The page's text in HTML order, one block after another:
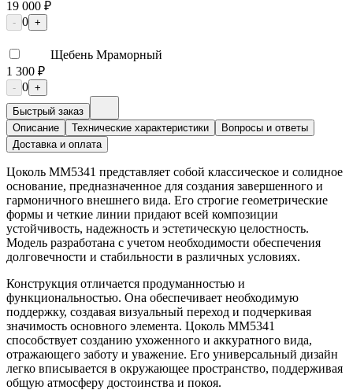
19 000 ₽
- 0 +
Щебень Мраморный
1 300 ₽
- 0 +
Быстрый заказ
Описание
Технические характеристики
Вопросы и ответы
Доставка и оплата
Цоколь ММ5341 представляет собой классическое и солидное
основание, предназначенное для создания завершенного и
гармоничного внешнего вида. Его строгие геометрические
формы и четкие линии придают всей композиции
устойчивость, надежность и эстетическую целостность.
Модель разработана с учетом необходимости обеспечения
долговечности и стабильности в различных условиях.
Конструкция отличается продуманностью и
функциональностью. Она обеспечивает необходимую
поддержку, создавая визуальный переход и подчеркивая
значимость основного элемента. Цоколь ММ5341
способствует созданию ухоженного и аккуратного вида,
отражающего заботу и уважение. Его универсальный дизайн
легко вписывается в окружающее пространство, поддерживая
общую атмосферу достоинства и покоя.